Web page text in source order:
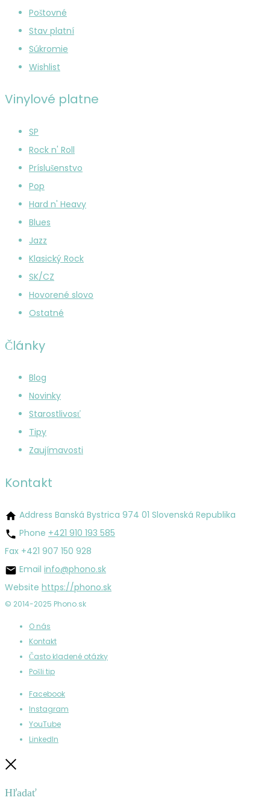
Poštovné
Stav platní
Súkromie
Wishlist
Vinylové platne
SP
Rock n' Roll
Príslušenstvo
Pop
Hard n' Heavy
Blues
Jazz
Klasický Rock
SK/CZ
Hovorené slovo
Ostatné
Články
Blog
Novinky
Starostlivosť
Tipy
Zaujímavosti
Kontakt
Address Banská Bystrica 974 01 Slovenská Republika
Phone +421 910 193 585
Fax +421 907 150 928
Email info@phono.sk
Website https://phono.sk
© 2014-2025 Phono.sk
O nás
Kontakt
Často kladené otázky
Pošli tip
Facebook
Instagram
YouTube
LinkedIn
Hľadať